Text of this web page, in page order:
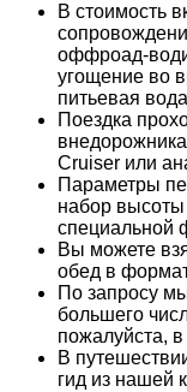
В стоимость
оффроад-
угощение во
питьевая вода
Поездка
Cruiser или
Параметры
набор высоты
специальной
Вы можете
обед в
По запросу
большего
пожалуйста,
В
гид из нашей